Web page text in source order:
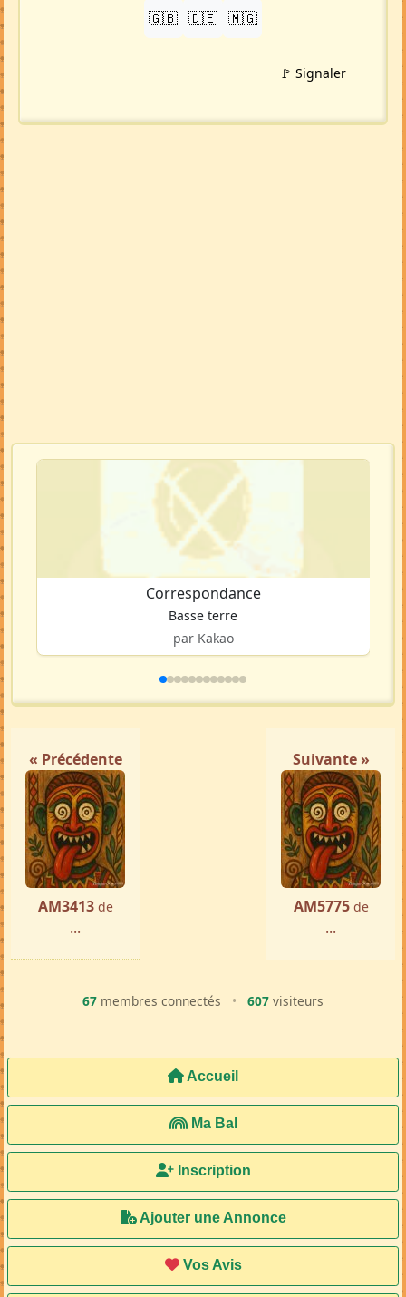
🇬🇧 🇩🇪 🇲🇬
🚩 Signaler
Correspondance
Basse terre
par Kakao
« Précédente
AM3413 de
...
Suivante »
AM5775 de
...
67 membres connectés • 607 visiteurs
Accueil
Ma Bal
Inscription
Ajouter une Annonce
Vos Avis